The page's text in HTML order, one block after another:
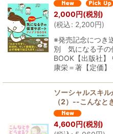
絞
2,000円(税別)
(税込: 2,200円)
※発売記念につき
別 気になる子の
BOOK【出版社】
康栄＝著【定価
ソーシャルスキ
（2）--こんなと
4,600円(税別)